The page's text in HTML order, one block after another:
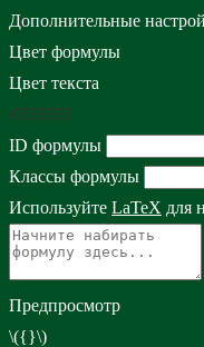
Дополнительные
Цвет формулы
Цвет текста
#333333
ID формулы
Классы формулы
Используйте LaTeX для
Предпросмотр
\({}\)